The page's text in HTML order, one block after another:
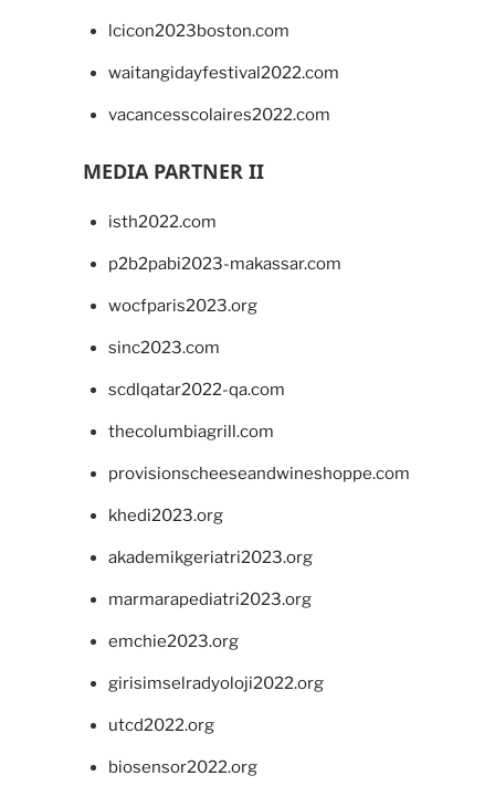
lcicon2023boston.com
waitangidayfestival2022.com
vacancesscolaires2022.com
MEDIA PARTNER II
isth2022.com
p2b2pabi2023-makassar.com
wocfparis2023.org
sinc2023.com
scdlqatar2022-qa.com
thecolumbiagrill.com
provisionscheeseandwineshoppe.com
khedi2023.org
akademikgeriatri2023.org
marmarapediatri2023.org
emchie2023.org
girisimselradyoloji2022.org
utcd2022.org
biosensor2022.org